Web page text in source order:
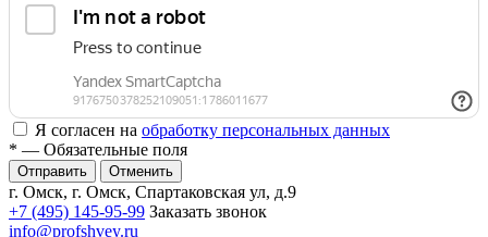
Я согласен на обработку персональных данных
* — Обязательные поля
Отменить
г. Омск, г. Омск, Спартаковская ул, д.9
+7 (495) 145-95-99 Заказать звонок
info@profshvey.ru